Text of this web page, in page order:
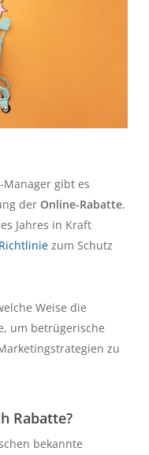
Manager gibt es
der Online-Rabatte.
Jahres in Kraft
zum Schutz
Weise die
um betrügerische
zu
Rabatte?
bekannte